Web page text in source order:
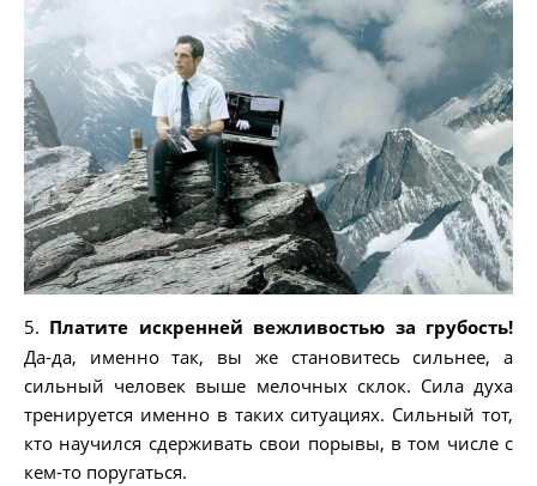
5. Платите искренней вежливостью за грубость!
Да-да, именно так, вы же становитесь сильнее, а
сильный человек выше мелочных склок. Сила духа
тренируется именно в таких ситуациях. Сильный тот,
кто научился сдерживать свои порывы, в том числе с
кем-то поругаться.